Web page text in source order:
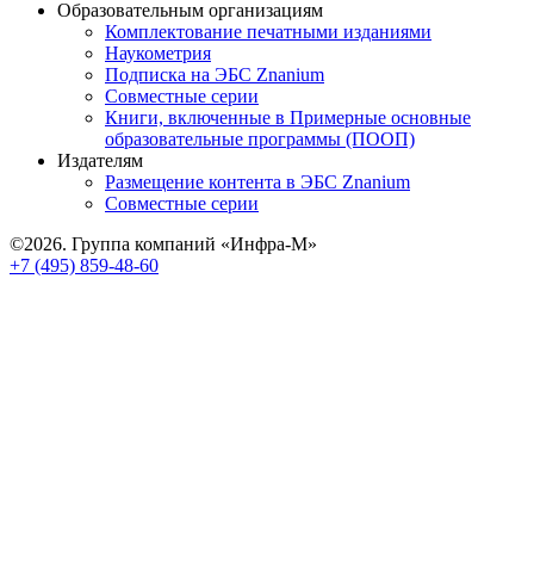
Образовательным организациям
Комплектование печатными изданиями
Наукометрия
Подписка на ЭБС Znanium
Совместные серии
Книги, включенные в Примерные основные
образовательные программы (ПООП)
Издателям
Размещение контента в ЭБС Znanium
Совместные серии
©2026. Группа компаний «Инфра-М»
+7 (495) 859-48-60